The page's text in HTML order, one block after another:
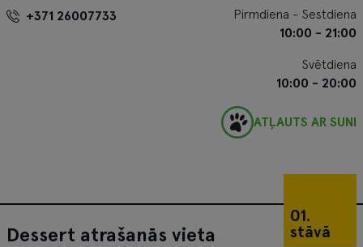
+371 26007733
Pirmdiena - Sestdiena
10:00 - 21:00
Svētdiena
10:00 - 20:00
ATĻAUTS AR SUNI
01.
stāvā
Dessert atrašanās vieta